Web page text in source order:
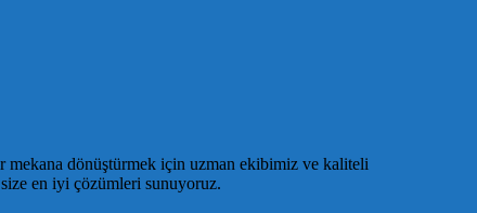
mekana dönüştürmek için uzman ekibimiz ve kaliteli
en iyi çözümleri sunuyoruz.